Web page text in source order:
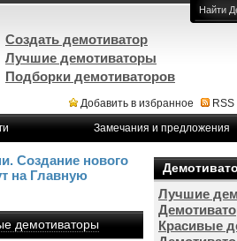
Добавить в избранное RSS
Замечания и предложения
Создание нового
на Главную
демотиваторы
Лучшие
Красивые
Создать демотиватор
Лучшие демотиваторы
Подборки демотиваторов